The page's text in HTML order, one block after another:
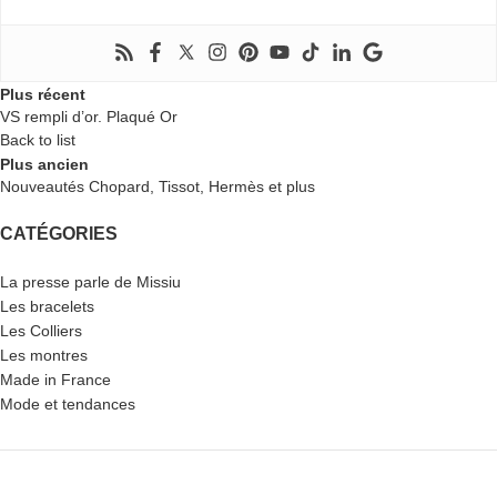
Plus récent
VS rempli d’or. Plaqué Or
Back to list
Plus ancien
Nouveautés Chopard, Tissot, Hermès et plus
CATÉGORIES
La presse parle de Missiu
Les bracelets
Les Colliers
Les montres
Made in France
Mode et tendances